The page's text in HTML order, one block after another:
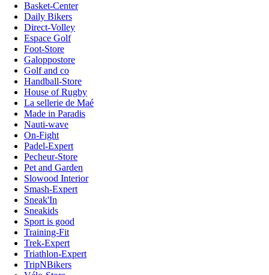
Basket-Center
Daily Bikers
Direct-Volley
Espace Golf
Foot-Store
Galoppostore
Golf and co
Handball-Store
House of Rugby
La sellerie de Maé
Made in Paradis
Nauti-wave
On-Fight
Padel-Expert
Pecheur-Store
Pet and Garden
Slowood Interior
Smash-Expert
Sneak'In
Sneakids
Sport is good
Training-Fit
Trek-Expert
Triathlon-Expert
TripNBikers